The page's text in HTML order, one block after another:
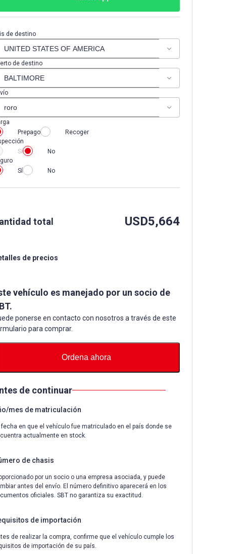
de destino
de destino
Prepago
Recoger
Sí
No
Sí
No
total USD5,664
de precios
vehículo es manejado por un socio de
ponerse en contacto con nosotros a través de este
para comprar.
Ordena ahora
de continuar
mes de matriculación
fecha en que el vehículo fue matriculado en el país donde se
actualmente en stock.
de chasis
por un socio o una empresa asociada, y puede
antes del envío. El número definitivo aparecerá en los
oficiales. SBT no garantiza su exactitud.
de importación
de realizar la compra, confirme que el vehículo cumple los
de importación de su país.